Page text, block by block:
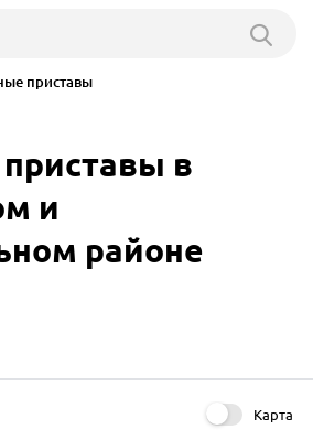
приставы
в
и
районе
Карта